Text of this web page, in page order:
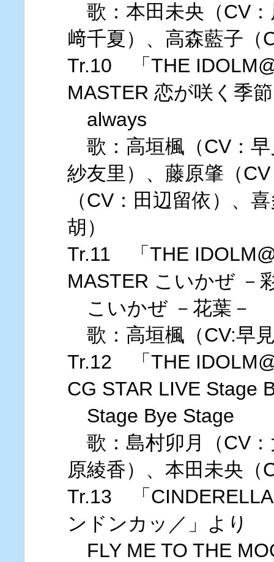
歌：本田未央（CV：
﨑千夏）、高森藍子（
Tr.10 「THE
MASTER 恋が咲く季
always
歌：高垣楓（CV：早
紗友里）、藤原肇（
（CV：田辺留依）、
胡）
Tr.11 「THE
MASTER こいかぜ －
こいかぜ －花葉－
歌：高垣楓（CV:早
Tr.12 「THE
CG STAR LIVE Stage
Stage Bye Stage
歌：島村卯月（CV：
原綾香）、本田未央（
Tr.13 「
ンドンカッ／」より
FLY ME TO THE